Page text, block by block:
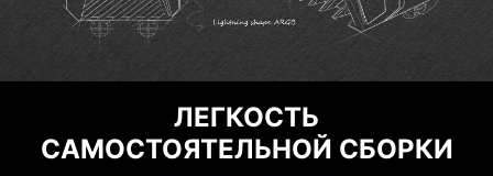
ЛЕГКОСТЬ
САМОСТОЯТЕЛЬНОЙ СБОРКИ